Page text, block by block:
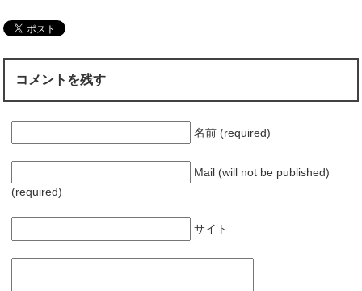
コメントを残す
名前 (required)
Mail (will not be published)
(required)
サイト